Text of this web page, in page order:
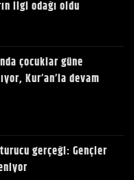
ilgi odağı oldu
çocuklar güne
Kur’an’la devam
gerçeği: Gençler